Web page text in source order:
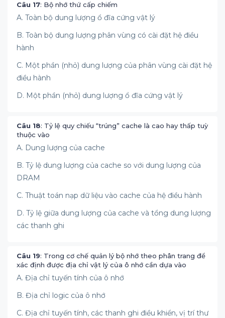
Câu 17: Bộ nhớ thứ cấp chiếm
A. Toàn bộ dung lượng ổ đĩa cứng vật lý
B. Toàn bộ dung lượng phân vùng có cài đặt hệ điều
hành
C. Một phần (nhỏ) dung lượng của phân vùng cài đặt hệ
điều hành
D. Một phần (nhỏ) dung lượng ổ đĩa cứng vật lý
Câu 18: Tỷ lệ quy chiếu “trúng” cache là cao hay thấp tuỳ
thuộc vào
A. Dung lượng của cache
B. Tỷ lệ dung lượng của cache so với dung lượng của
DRAM
C. Thuật toán nạp dữ liệu vào cache của hệ điều hành
D. Tỷ lệ giữa dung lượng của cache và tổng dung lượng
các thanh ghi
Câu 19: Trong cơ chế quản lý bộ nhớ theo phân trang để
xác định được địa chỉ vật lý của ô nhớ cần dựa vào
A. Địa chỉ tuyến tính của ô nhớ
B. Địa chỉ logic của ô nhớ
C. Địa chỉ tuyến tính, các thanh ghi điều khiển, vị trí thư